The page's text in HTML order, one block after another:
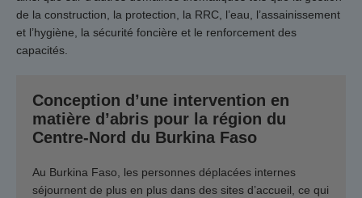
de la construction, la protection, la RRC, l’eau, l’assainissement
et l’hygiène, la sécurité foncière et le renforcement des
capacités.
Conception d’une intervention en
matière d’abris pour la région du
Centre-Nord du Burkina Faso
Au Burkina Faso, les personnes déplacées internes
séjournent de plus en plus dans des sites d’accueil, ce qui